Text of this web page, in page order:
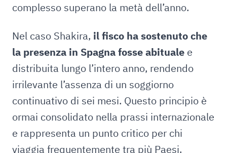
complesso superano la metà dell’anno.
Nel caso Shakira, il fisco ha sostenuto che
la presenza in Spagna fosse abituale e
distribuita lungo l’intero anno, rendendo
irrilevante l’assenza di un soggiorno
continuativo di sei mesi. Questo principio è
ormai consolidato nella prassi internazionale
e rappresenta un punto critico per chi
viaggia frequentemente tra più Paesi.